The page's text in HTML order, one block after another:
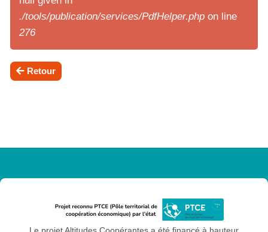
./tools/publication/services/PdfHelper.php on line
276
Retour